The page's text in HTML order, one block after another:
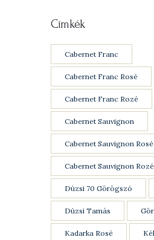
Címkék
Cabernet Franc
Cabernet Franc Rosé
Cabernet Franc Rozé
Cabernet Sauvignon
Cabernet Sauvignon Rosé
Cabernet Sauvignon Rozé
Dúzsi 70 Görögszó
Dúzsi Tamás
Kadarka Rosé